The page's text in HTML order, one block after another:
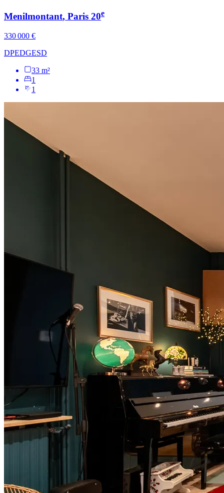
Menilmontant, Paris 20e
330 000 €
DPEDGESD
33 m²
1
1